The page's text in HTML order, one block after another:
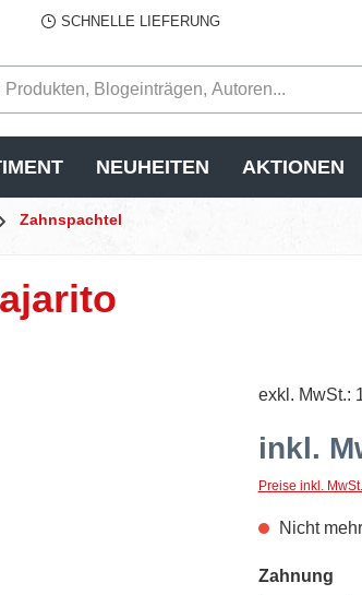
SCHNELLE LIEFERUNG
NEUHEITEN AKTIONEN
Zahnspachtel
exkl. MwSt.:
inkl.
Preise inkl.
Nicht
Zahnung